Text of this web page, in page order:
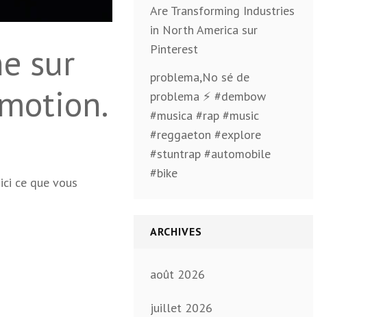
sur
ce que vous
Are Transforming Industries
in North America sur
Pinterest
problema,No sé de
problema ⚡️ #dembow
#musica #rap #music
#reggaeton #explore
#stuntrap #automobile
#bike
ARCHIVES
août 2026
juillet 2026